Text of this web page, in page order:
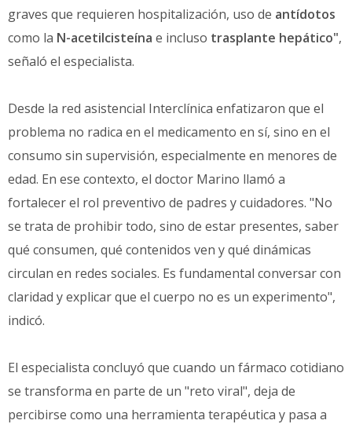
graves que requieren hospitalización, uso de antídotos
como la N-acetilcisteína e incluso trasplante hepático",
señaló el especialista.
Desde la red asistencial Interclínica enfatizaron que el
problema no radica en el medicamento en sí, sino en el
consumo sin supervisión, especialmente en menores de
edad. En ese contexto, el doctor Marino llamó a
fortalecer el rol preventivo de padres y cuidadores. "No
se trata de prohibir todo, sino de estar presentes, saber
qué consumen, qué contenidos ven y qué dinámicas
circulan en redes sociales. Es fundamental conversar con
claridad y explicar que el cuerpo no es un experimento",
indicó.
El especialista concluyó que cuando un fármaco cotidiano
se transforma en parte de un "reto viral", deja de
percibirse como una herramienta terapéutica y pasa a